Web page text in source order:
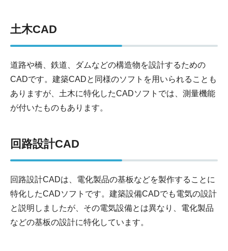
土木CAD
道路や橋、鉄道、ダムなどの構造物を設計するための
CADです。建築CADと同様のソフトを用いられることも
ありますが、土木に特化したCADソフトでは、測量機能
が付いたものもあります。
回路設計CAD
回路設計CADは、電化製品の基板などを製作することに
特化したCADソフトです。建築設備CADでも電気の設計
と説明しましたが、その電気設備とは異なり、電化製品
などの基板の設計に特化しています。